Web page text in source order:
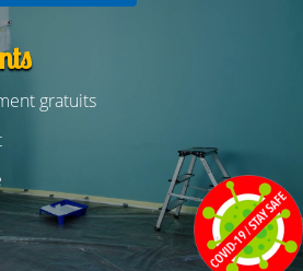
gratuits